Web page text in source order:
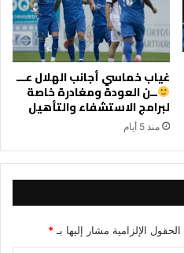
غياب خماسي أجانب الهلال عـــ
ــن العودة ومغادرة خاصة
لبرامج الاستشفاء والتأهيل
منذ 5 أيام
الحقول الإلزامية مشار إليها بـ *